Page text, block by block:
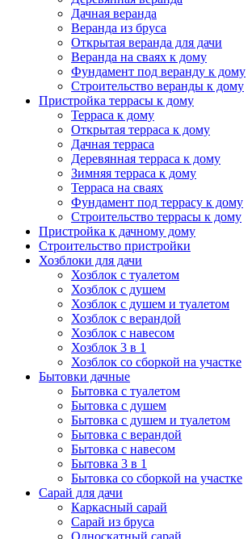
Дачная веранда
Веранда из бруса
Открытая веранда для дачи
Веранда на сваях к дому
Фундамент под веранду к дому
Строительство веранды к дому
Пристройка террасы к дому
Терраса к дому
Открытая терраса к дому
Дачная терраса
Деревянная терраса к дому
Зимняя терраса к дому
Терраса на сваях
Фундамент под террасу к дому
Строительство террасы к дому
Пристройка к дачному дому
Строительство пристройки
Хозблоки для дачи
Хозблок с туалетом
Хозблок с душем
Хозблок с душем и туалетом
Хозблок с верандой
Хозблок с навесом
Хозблок 3 в 1
Хозблок со сборкой на участке
Бытовки дачные
Бытовка с туалетом
Бытовка с душем
Бытовка с душем и туалетом
Бытовка с верандой
Бытовка с навесом
Бытовка 3 в 1
Бытовка со сборкой на участке
Сарай для дачи
Каркасный сарай
Сарай из бруса
Односкатный сарай